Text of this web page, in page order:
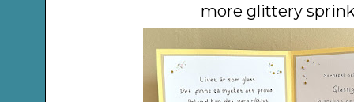
more glittery